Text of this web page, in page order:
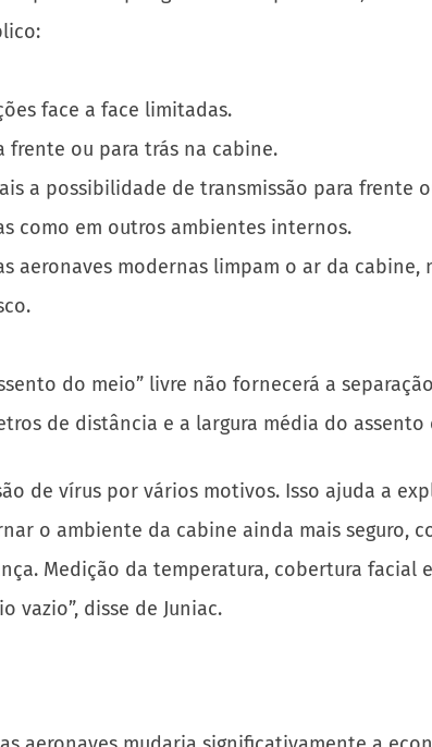
face a face limitadas.
frente ou para trás na cabine.
a possibilidade de transmissão para frente
como em outros ambientes internos.
aeronaves modernas limpam o ar da
do meio” livre não fornecerá a
de distância e a largura média do
de vírus por vários motivos. Isso ajuda a
o ambiente da cabine ainda mais seguro,
Medição da temperatura, cobertura facial
vazio”, disse de Juniac.